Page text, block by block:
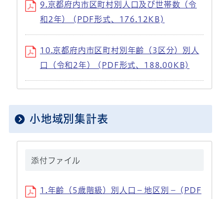
9.京都府内市区町村別人口及び世帯数（令
和2年） (PDF形式、176.12KB)
10.京都府内市区町村別年齢（3区分）別人
口（令和2年） (PDF形式、188.00KB)
小地域別集計表
添付ファイル
1.年齢（5歳階級）別人口－地区別－ (PDF